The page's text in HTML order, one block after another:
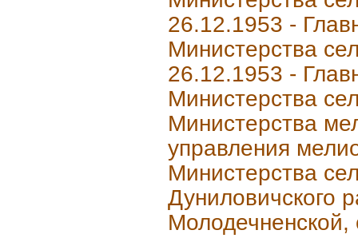
26.12.1953 -
Министерства
26.12.1953 -
Министерства
Министерства
управления
Министерства
Дуниловичского
Молодечненской,